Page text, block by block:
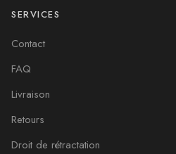
SERVICES
Contact
FAQ
Livraison
Retours
Droit de rétractation